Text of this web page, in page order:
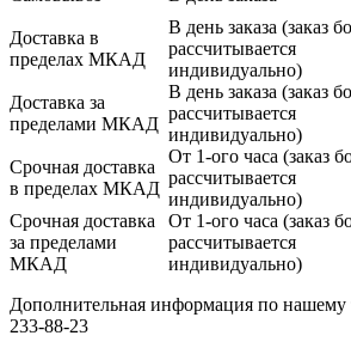
Доставка в
пределах МКАД
В день заказа (заказ
рассчитывается
индивидуально)
Доставка за
пределами МКАД
В день заказа (заказ
рассчитывается
индивидуально)
Срочная доставка
в пределах МКАД
От 1-ого часа (заказ
рассчитывается
индивидуально)
Срочная доставка
за пределами
МКАД
От 1-ого часа (заказ
рассчитывается
индивидуально)
Дополнительная информация по нашему
233-88-23